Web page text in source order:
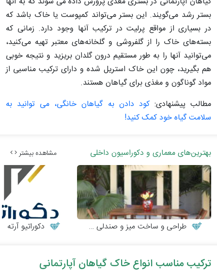
بستر رشد می‌گویند. این بستر می‌تواند کمپوست یا خاک باشد که
در بسیاری از مواقع پرلیت در ترکیب آنها وجود دارد. زمانی که
بسته‌های خاک را از گلفروشی و گلخانه‌های معتبر تهیه می‌کنید،
می‌توانید آنها را به طور مستقیم درون گلدان بریزید و نتیجه خوبی
هم بگیرید، چون این خاک استریل شده و دارای ترکیب مناسبی از
مواد گوناگون و مغذی برای گیاهان هستند.
مطالب پیشنهادی: کود دادن به گیاهان خانگی، می توانید به
سلامت گیاه خود کمک کنید!
بهترین‌های معماری و دکوراسیون داخلی مشاهده بیشتر
طراحی و ساخت میز و صندلی چوبی دکوراتیو آرته
ترکیب مناسب انواع خاک گیاهان آپارتمانی